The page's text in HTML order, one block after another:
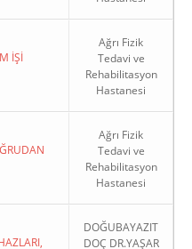
İŞİ
Ağrı Fizik
Tedavi ve
Rehabilitasyon
Hastanesi
Ağrı Fizik
Tedavi ve
Rehabilitasyon
Hastanesi
DOĞUBAYAZIT
DOÇ DR.YAŞAR